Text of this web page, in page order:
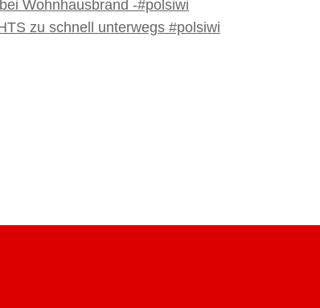
Wohnhausbrand -#polsiwi
zu schnell unterwegs #polsiwi